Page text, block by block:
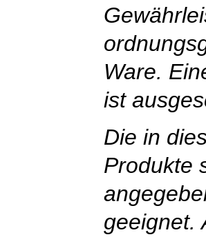
Ware.
ist
Die in
Produkte
geeignet.